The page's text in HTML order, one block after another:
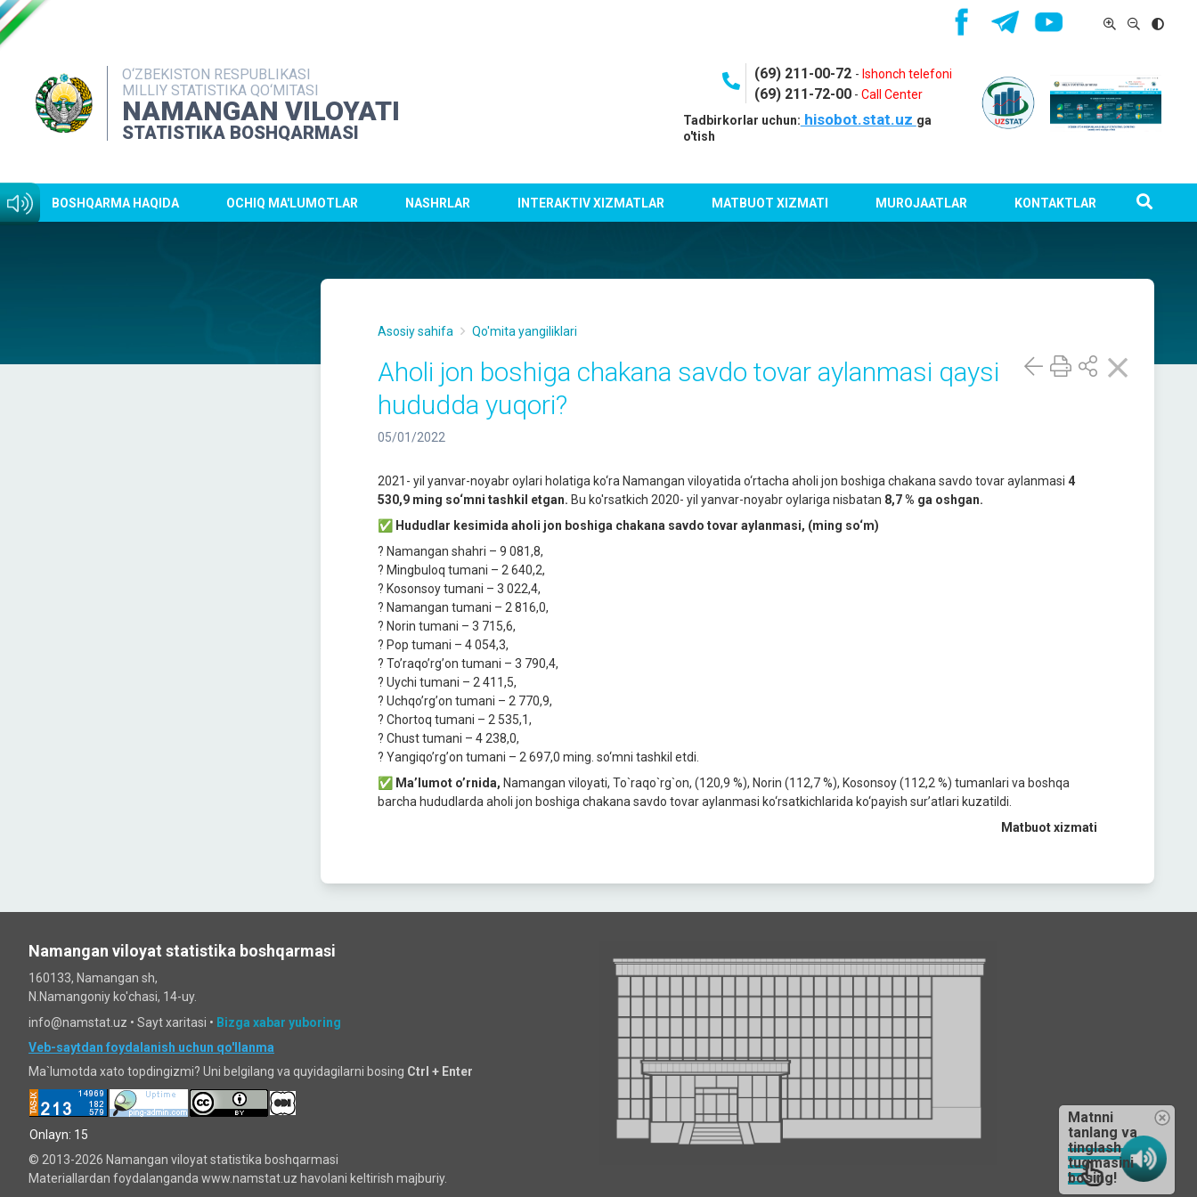
O‘ZBEKISTON RESPUBLIKASI
MILLIY STATISTIKA QO‘MITASI
NAMANGAN VILOYATI
STATISTIKA BOSHQARMASI
(69) 211-00-72 - Ishonch telefoni
(69) 211-72-00- Call Center
Tadbirkorlar uchun: hisobot.stat.uz ga
o'tish
BOSHQARMA HAQIDA OCHIQ MA'LUMOTLAR NASHRLAR INTERAKTIV XIZMATLAR MATBUOT XIZMATI MUROJAATLAR KONTAKTLAR
Asosiy sahifa Qo'mita yangiliklari
Aholi jon boshiga chakana savdo tovar aylanmasi qaysi
hududda yuqori?
05/01/2022
2021- yil yanvar-noyabr oylari holatiga ko‘ra Namangan viloyatida o‘rtacha aholi jon boshiga chakana savdo tovar aylanmasi 4
530,9 ming so‘mni tashkil etgan. Bu ko'rsatkich 2020- yil yanvar-noyabr oylariga nisbatan 8,7 % ga oshgan.
✅ Hududlar kesimida aholi jon boshiga chakana savdo tovar aylanmasi, (ming so‘m)
? Namangan shahri – 9 081,8,
? Mingbuloq tumani – 2 640,2,
? Kosonsoy tumani – 3 022,4,
? Namangan tumani – 2 816,0,
? Norin tumani – 3 715,6,
? Pop tumani – 4 054,3,
? Toʼraqoʼrgʼon tumani – 3 790,4,
? Uychi tumani – 2 411,5,
? Uchqoʼrgʼon tumani – 2 770,9,
? Chortoq tumani – 2 535,1,
? Chust tumani – 4 238,0,
? Yangiqoʼrgʼon tumani – 2 697,0 ming. so‘mni tashkil etdi.
✅ Maʼlumot oʼrnida, Namangan viloyati, To`raqo`rg`on, (120,9 %), Norin (112,7 %), Kosonsoy (112,2 %) tumanlari va boshqa
barcha hududlarda aholi jon boshiga chakana savdo tovar aylanmasi ko‘rsatkichlarida ko‘рayish sur’atlari kuzatildi.
Matbuot xizmati
Namangan viloyat statistika boshqarmasi
160133, Namangan sh,
N.Namangoniy ko'chasi, 14-uy.
info@namstat.uz • Sayt xaritasi • Bizga xabar yuboring
Veb-saytdan foydalanish uchun qo'llanma
Ma`lumotda xato topdingizmi? Uni belgilang va quyidagilarni bosing Ctrl + Enter
Onlayn: 15
© 2013-2026 Namangan viloyat statistika boshqarmasi
Materiallardan foydalanganda www.namstat.uz havolani keltirish majburiy.
Matnni
tanlang va
tinglash
tugmasini
bosing!